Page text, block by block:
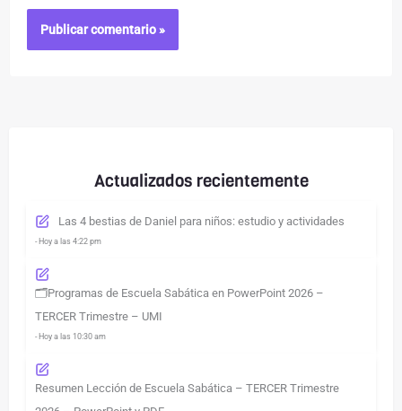
Actualizados recientemente
Las 4 bestias de Daniel para niños: estudio y actividades
- Hoy a las 4:22 pm
🗂️Programas de Escuela Sabática en PowerPoint 2026 –
TERCER Trimestre – UMI
- Hoy a las 10:30 am
Resumen Lección de Escuela Sabática – TERCER Trimestre